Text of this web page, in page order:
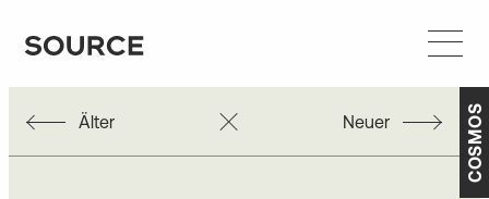
COSMOS
Älter Neuer